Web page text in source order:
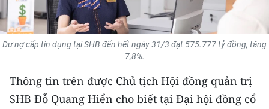
BẠN ĐỌC
KIỂM CHỨNG THÔNG TIN
54 DÂN TỘC VIỆT NAM
Dư nợ cấp tín dụng tại SHB đến hết ngày 31/3 đạt 575.777 tỷ đồng, tăng
7,8%.
Thông tin trên được Chủ tịch Hội đồng quản trị
SHB Đỗ Quang Hiển cho biết tại Đại hội đồng cổ